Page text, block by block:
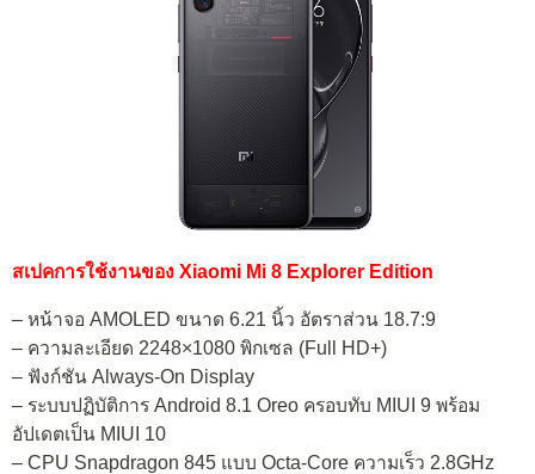
สเปคการใช้งานของ Xiaomi Mi 8 Explorer Edition
– หน้าจอ AMOLED ขนาด 6.21 นิ้ว อัตราส่วน 18.7:9
– ความละเอียด 2248×1080 พิกเซล (Full HD+)
– ฟังก์ชัน Always-On Display
– ระบบปฏิบัติการ Android 8.1 Oreo ครอบทับ MIUI 9 พร้อม
อัปเดตเป็น MIUI 10
– CPU Snapdragon 845 แบบ Octa-Core ความเร็ว 2.8GHz